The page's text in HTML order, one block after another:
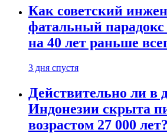
Как советский
фатальный
на 40 лет раньше
3 дня спустя
Действительно ли в
Индонезии скрыта
возрастом 27 000 лет?